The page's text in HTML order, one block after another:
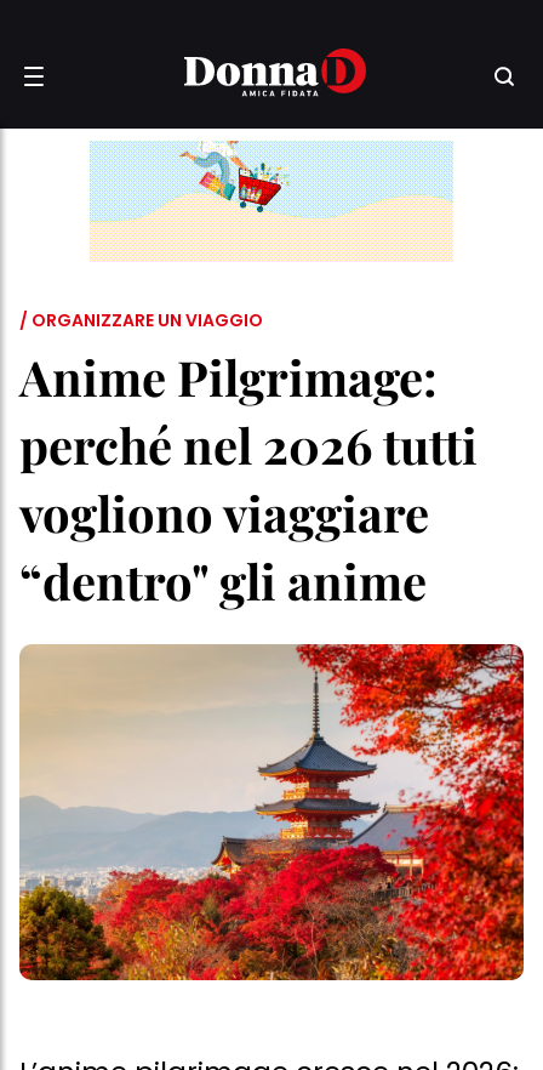
/ ORGANIZZARE UN VIAGGIO
Anime Pilgrimage:
perché nel 2026 tutti
vogliono viaggiare
“dentro" gli anime